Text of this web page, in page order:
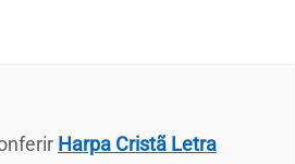
Harpa Cristã Letra